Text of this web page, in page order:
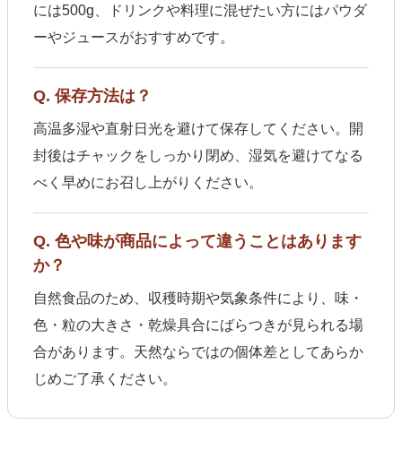
には500g、ドリンクや料理に混ぜたい方にはパウダ
ーやジュースがおすすめです。
Q. 保存方法は？
高温多湿や直射日光を避けて保存してください。開
封後はチャックをしっかり閉め、湿気を避けてなる
べく早めにお召し上がりください。
Q. 色や味が商品によって違うことはあります
か？
自然食品のため、収穫時期や気象条件により、味・
色・粒の大きさ・乾燥具合にばらつきが見られる場
合があります。天然ならではの個体差としてあらか
じめご了承ください。